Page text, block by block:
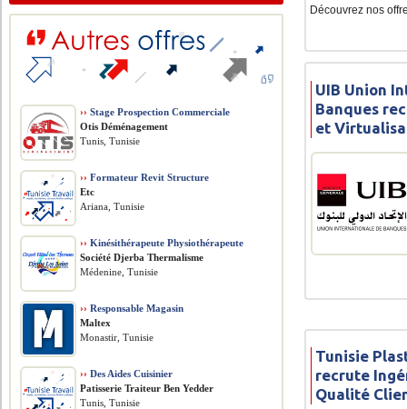
Découvrez nos
UIB Union
Banques
et
Tunisie
recrute
Qualité
›› Stage Prospection Commerciale
Otis Déménagement
Tunis, Tunisie
›› Formateur Revit Structure
Etc
Ariana, Tunisie
›› Kinésithérapeute Physiothérapeute
Société Djerba Thermalisme
Médenine, Tunisie
›› Responsable Magasin
Maltex
Monastir, Tunisie
›› Des Aides Cuisinier
Patisserie Traiteur Ben Yedder
Tunis, Tunisie